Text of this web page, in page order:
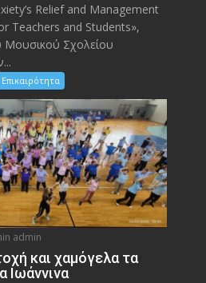
Relief and Management
Teachers and Students»,
Μουσικού Σχολείου
Επικαιρότητα
admin
και χαμόγελα τα
Ιωάννινα